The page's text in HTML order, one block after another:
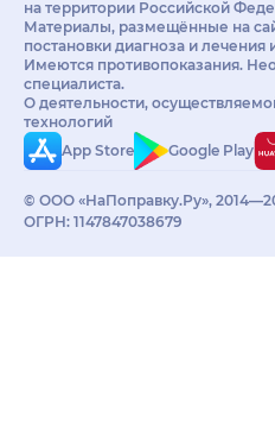
на территории Российской
Материалы, размещённые на
постановки диагноза и
Имеются противопоказания.
специалиста.
О деятельности,
технологий
App Store
Google Play
© ООО «НаПоправку.Ру»,
ОГРН: 1147847038679